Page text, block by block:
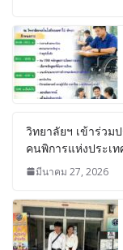
วิทยาลัยฯ เข้าร่ว
คนพิการแห่งประเท
มีนาคม 27, 2026